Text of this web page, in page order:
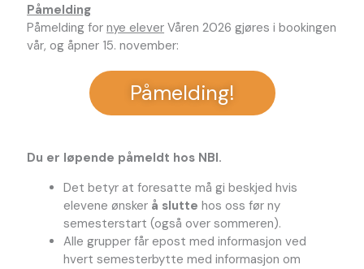
Påmelding
Påmelding fornye elever Våren 2026 gjøres i bookingen
vår, og åpner 15. november:
Påmelding!
Du er løpende påmeldt hos NBI.
Det betyr at foresatte må gi beskjed hvis
elevene ønsker å slutte hos oss før ny
semesterstart (også over sommeren).
Alle grupper får epost med informasjon ved
hvert semesterbytte med informasjon om